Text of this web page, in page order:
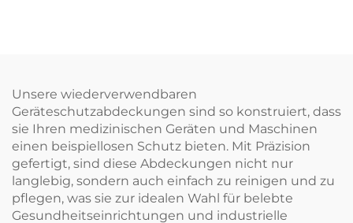
Unsere wiederverwendbaren
Geräteschutzabdeckungen sind so konstruiert, dass
sie Ihren medizinischen Geräten und Maschinen
einen beispiellosen Schutz bieten. Mit Präzision
gefertigt, sind diese Abdeckungen nicht nur
langlebig, sondern auch einfach zu reinigen und zu
pflegen, was sie zur idealen Wahl für belebte
Gesundheitseinrichtungen und industrielle